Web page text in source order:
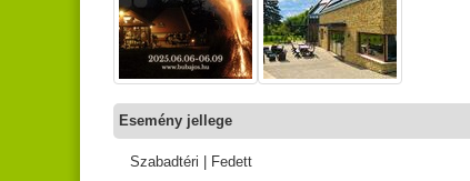
Esemény jellege
Szabadtéri | Fedett